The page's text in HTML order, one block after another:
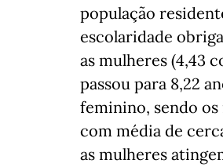
população
escolaridade
as mulheres (4,43
passou para 8,22
feminino, sendo os
com média de
as mulheres